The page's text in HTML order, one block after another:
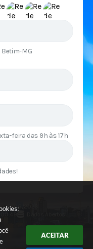
e
ACEITAR
Betim-MG
feira das 9h às 17h
- 19/06/2026